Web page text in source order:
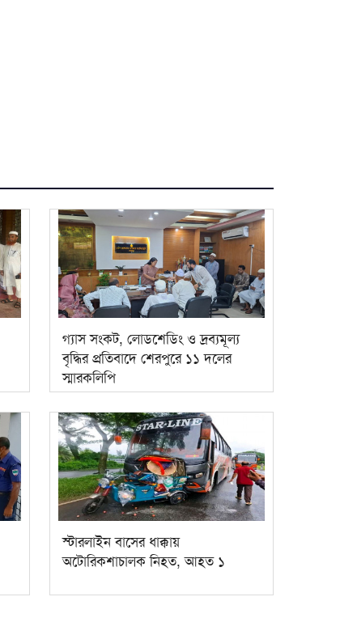
গ্যাস সংকট, লোডশেডিং ও দ্রব্যমূল্য
বৃদ্ধির প্রতিবাদে শেরপুরে ১১ দলের
স্মারকলিপি
স্টারলাইন বাসের ধাক্কায়
অটোরিকশাচালক নিহত, আহত ১